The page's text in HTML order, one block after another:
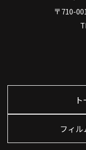
〒710-
フィ